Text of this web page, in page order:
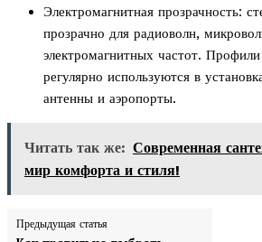
Электромагнитная прозрачность:
прозрачно для радиоволн,
электромагнитных частот. Профили
регулярно используются в
антенны и аэропорты.
Читать так же: Современная
мир комфорта и стиля!
Предыдущая статья